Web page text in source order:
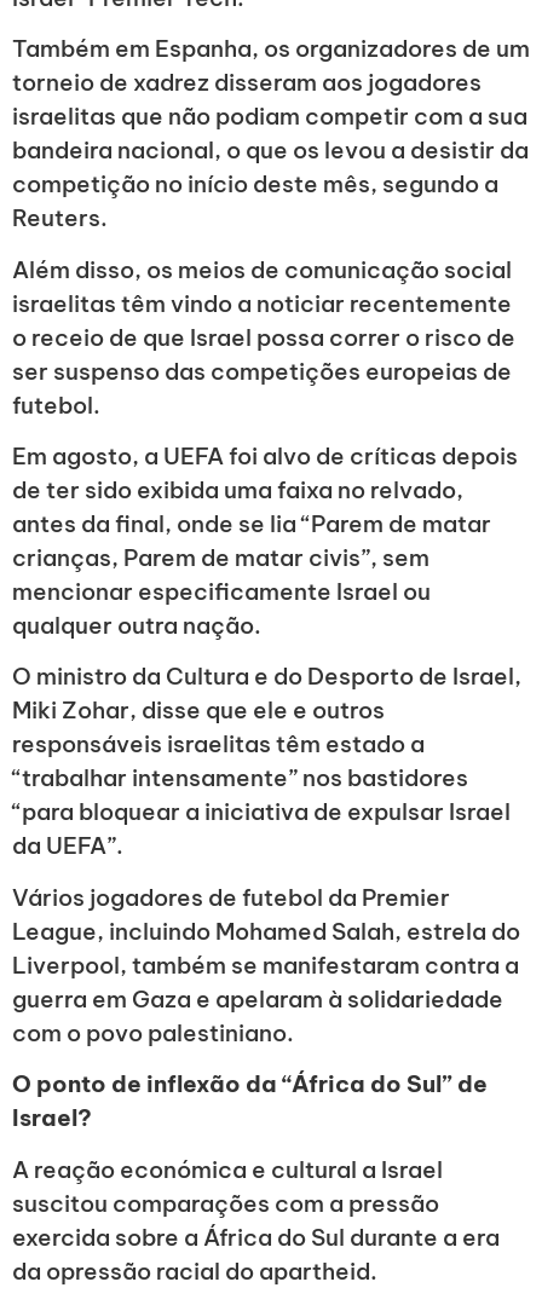
Também em Espanha, os organizadores de um
torneio de xadrez disseram aos jogadores
israelitas que não podiam competir com a sua
bandeira nacional, o que os levou a desistir da
competição no início deste mês, segundo a
Reuters.
Além disso, os meios de comunicação social
israelitas têm vindo a noticiar recentemente
o receio de que Israel possa correr o risco de
ser suspenso das competições europeias de
futebol.
Em agosto, a UEFA foi alvo de críticas depois
de ter sido exibida uma faixa no relvado,
antes da final, onde se lia “Parem de matar
crianças, Parem de matar civis”, sem
mencionar especificamente Israel ou
qualquer outra nação.
O ministro da Cultura e do Desporto de Israel,
Miki Zohar, disse que ele e outros
responsáveis israelitas têm estado a
“trabalhar intensamente” nos bastidores
“para bloquear a iniciativa de expulsar Israel
da UEFA”.
Vários jogadores de futebol da Premier
League, incluindo Mohamed Salah, estrela do
Liverpool, também se manifestaram contra a
guerra em Gaza e apelaram à solidariedade
com o povo palestiniano.
O ponto de inflexão da “África do Sul” de
Israel?
A reação económica e cultural a Israel
suscitou comparações com a pressão
exercida sobre a África do Sul durante a era
da opressão racial do apartheid.